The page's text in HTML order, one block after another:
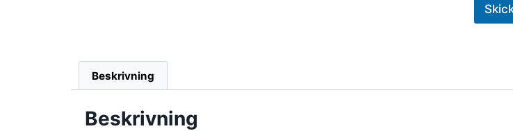
Beskrivning
Beskrivning